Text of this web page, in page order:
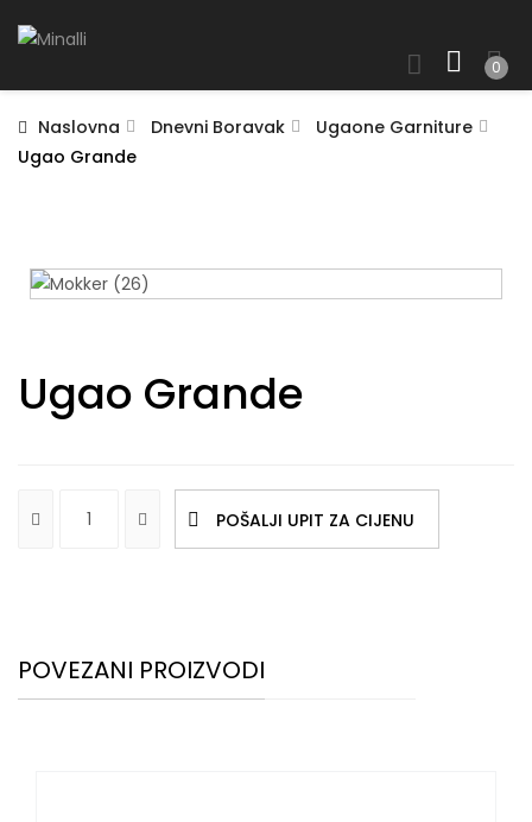
0
Naslovna Dnevni Boravak
Ugaone Garniture
Ugao Grande
Ugao Grande
POŠALJI UPIT ZA CIJENU
POVEZANI PROIZVODI